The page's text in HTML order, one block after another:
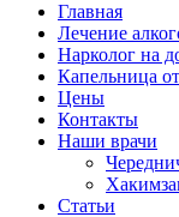
Главная
Лечение
Нарколог на
Капельница
Цены
Контакты
Наши врачи
Статьи